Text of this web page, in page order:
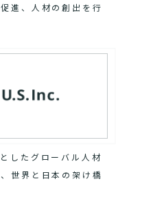
進、人材の創出を行
したグローバル人材
世界と日本の架け橋